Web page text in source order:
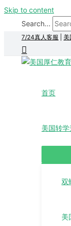
Skip to content
Search...
7/24真人客服 美
首页
美国转
双
美